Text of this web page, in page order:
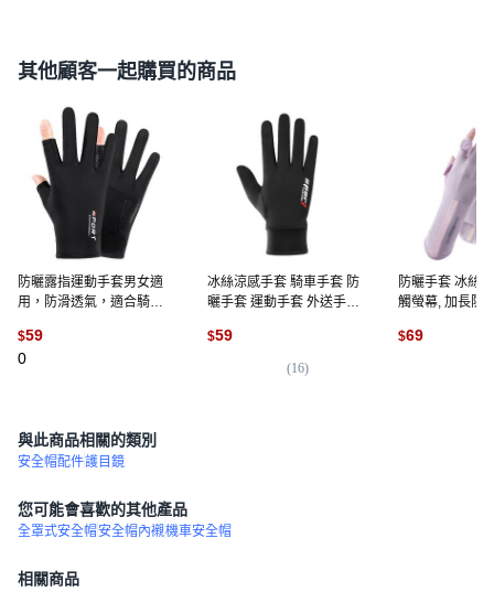
其他顧客一起購買的商品
防曬露指運動手套男女適
用，防滑透氣，適合騎車
$59
0
冰絲涼感手套 騎車手套 防
曬手套 運動手套 外送手套,
$59
(16)
防曬手套 冰絲
觸螢幕, 加長防
$69
與此商品相關的類別
安全帽配件護目鏡
您可能會喜歡的其他產品
全罩式安全帽安全帽內襯機車安全帽
相關商品